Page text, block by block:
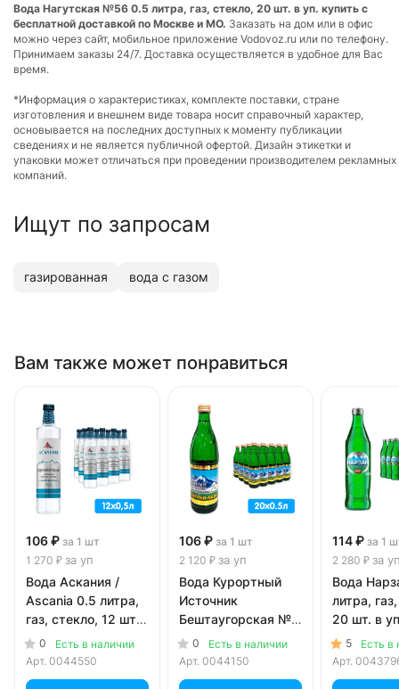
Вода Нагутская №56 0.5 литра, газ, стекло, 20 шт. в уп. купить с
бесплатной доставкой по Москве и МО. Заказать на дом или в офис
можно через сайт, мобильное приложение Vodovoz.ru или по телефону.
Принимаем заказы 24/7. Доставка осуществляется в удобное для Вас
время.
*Информация о характеристиках, комплекте поставки, стране
изготовления и внешнем виде товара носит справочный характер,
основывается на последних доступных к моменту публикации
сведениях и не является публичной офертой. Дизайн этикетки и
упаковки может отличаться при проведении производителем рекламных
компаний.
Ищут по запросам
газированная вода с газом
Вам также может понравиться
106 ₽ за 1 шт
1 270 ₽ за уп
Вода Аскания /
Ascania 0.5 литра,
газ, стекло, 12 шт.
в уп.
0
Есть в наличии
Арт. 0044550
106 ₽ за 1 шт
2 120 ₽ за уп
Вода Курортный
Источник
Бештаугорская №2
0.5 литра, газ,
стекло, 20 шт. в уп.
0
Есть в наличии
Арт. 0044150
114 ₽ за 1
2 280 ₽ за
Вода
литра,
20 шт. в
5
Есть в
Арт.